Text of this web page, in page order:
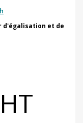
d'égalisation et de